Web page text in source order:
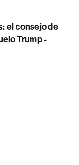
el consejo de
Trump -